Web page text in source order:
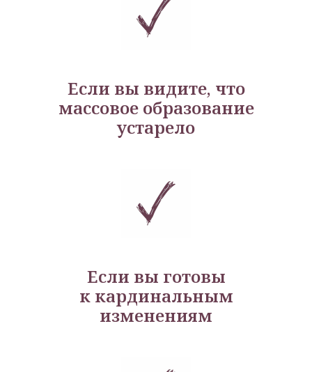
Если вы видите, что
массовое образование
устарело
Если вы готовы
к кардинальным
изменениям